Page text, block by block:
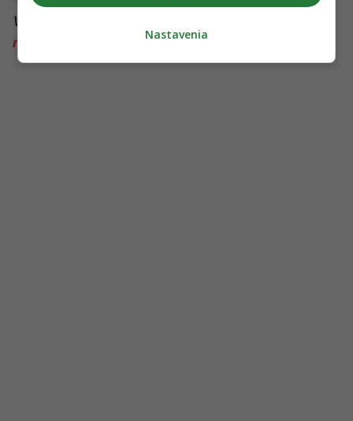
Viac k téme:
regenerácia
strata končatiny
Nastavenia